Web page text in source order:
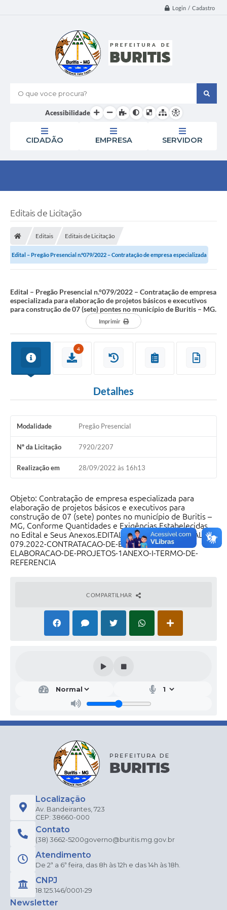
Login / Cadastro
O que voce procura?
Acessibilidade
CIDADÃO EMPRESA SERVIDOR
Editais de Licitação
Editais Editais de Licitação
Edital – Pregão Presencial n.°079/2022 – Contratação de empresa especializada
Edital – Pregão Presencial n.°079/2022 – Contratação de empresa
especializada para elaboração de projetos básicos e executivos
para construção de 07 (sete) pontes no município de Buritis – MG.
Imprimir
4
Detalhes
Modalidade Pregão Presencial
Nº da Licitação 7920/2207
Realização em 28/09/2022 às 16h13
Objeto: Contratação de empresa especializada para
elaboração de projetos básicos e executivos para
construção de 07 (sete) pontes no município de Buritis –
MG, Conforme Quantidades e Exigências Estabelecidas
no Edital e Seus Anexos.EDITAL-PREGAO-PRESENCIAL-
079.2022-CONTRATACAO-DE-EMPRESA-PARA-
ELABORACAO-DE-PROJETOS-1ANEXO-I-TERMO-DE-
REFERENCIA
COMPARTILHAR
Localização
Av. Bandeirantes, 723
CEP: 38660-000
Contato
(38) 3662-5200governo@buritis.mg.gov.br
Atendimento
De 2ª a 6ª feira, das 8h às 12h e das 14h às 18h.
CNPJ
18.125.146/0001-29
Newsletter